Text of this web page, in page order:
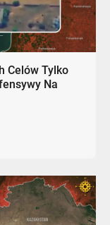
Celów Tylko
Na